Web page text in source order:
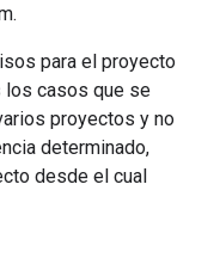
para el proyecto
los casos que se
proyectos y no
determinado,
desde el cual